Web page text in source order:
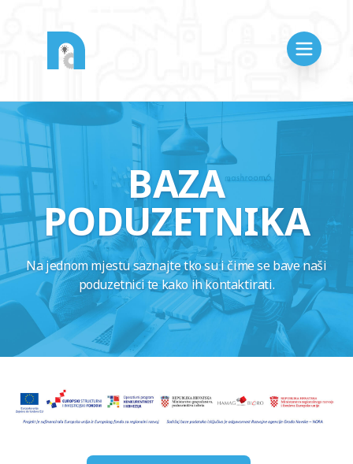
BAZA
PODUZETNIKA
Na jednom mjestu saznajte tko su i čime se bave naši
poduzetnici te kako ih kontaktirati.